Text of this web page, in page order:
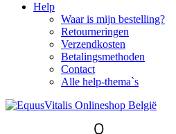
Help
Waar is mijn bestelling?
Retourneringen
Verzendkosten
Betalingsmethoden
Contact
Alle help-thema`s